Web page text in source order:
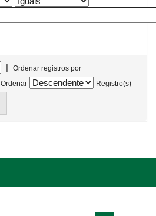
|
Ordenar registros por
Ordenar
Registro(s)